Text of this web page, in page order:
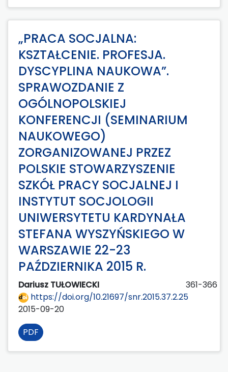
„PRACA SOCJALNA:
KSZTAŁCENIE. PROFESJA.
DYSCYPLINA NAUKOWA”.
SPRAWOZDANIE Z
OGÓLNOPOLSKIEJ
KONFERENCJI (SEMINARIUM
NAUKOWEGO)
ZORGANIZOWANEJ PRZEZ
POLSKIE STOWARZYSZENIE
SZKÓŁ PRACY SOCJALNEJ I
INSTYTUT SOCJOLOGII
UNIWERSYTETU KARDYNAŁA
STEFANA WYSZYŃSKIEGO W
WARSZAWIE 22-23
PAŹDZIERNIKA 2015 R.
Dariusz TUŁOWIECKI
361-366
https://doi.org/10.21697/snr.2015.37.2.25
2015-09-20
PDF